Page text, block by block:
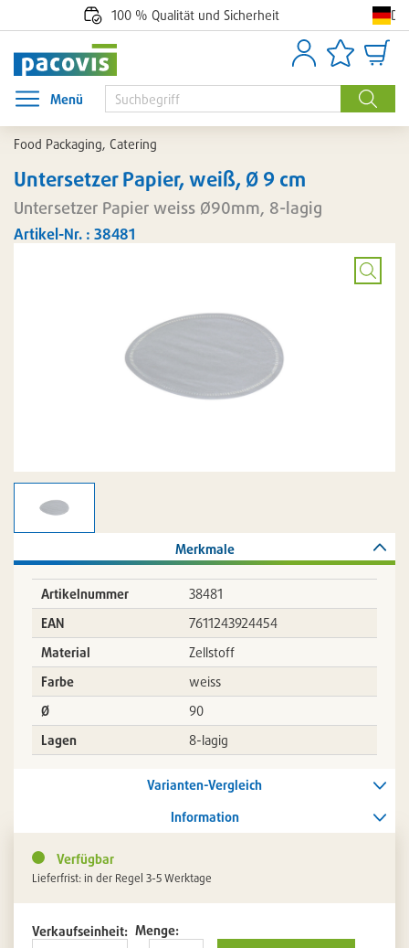
100 % Qualität und Sicherheit
Suche
AnmeldenArtikellisten
Menü
Menü öffnen
Food Packaging, Catering
Untersetzer Papier, weiß, Ø 9 cm
Untersetzer Papier weiss Ø90mm, 8-lagig
Artikel-Nr. : 38481
Bild
Merkmale
Artikelnummer
38481
EAN
7611243924454
Material
Zellstoff
Farbe
weiss
Ø
90
Lagen
8-lagig
Varianten-Vergleich
Information
Verfügbar
Lieferfrist: in der Regel 3-5 Werktage
Verkaufseinheit: Menge: